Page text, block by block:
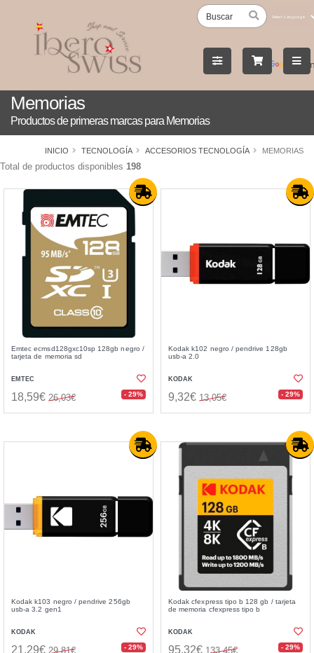
by
Memorias
Productos de primeras marcas para Memorias
INICIO TECNOLOGÍA ACCESORIOS TECNOLOGÍA MEMORIAS
Total de productos disponibles 198
Emtec ecmsd128gxc10sp 128gb negro /
tarjeta de memoria sd
EMTEC
18,59€ 26,03€ - 29%
Kodak k102 negro / pendrive 128gb
usb-a 2.0
KODAK
9,32€ 13,05€ - 29%
Kodak k103 negro / pendrive 256gb
usb-a 3.2 gen1
KODAK
21,29€ 29,81€ - 29%
Kodak cfexpress tipo b 128 gb / tarjeta
de memoria cfexpress tipo b
KODAK
95,32€ 133,45€ - 29%